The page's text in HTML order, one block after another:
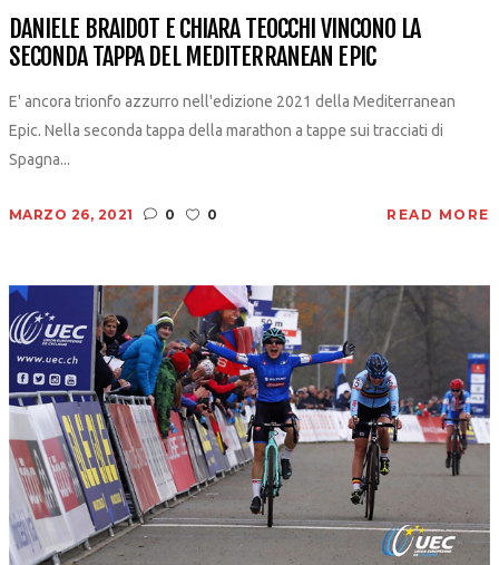
DANIELE BRAIDOT E CHIARA TEOCCHI VINCONO LA
SECONDA TAPPA DEL MEDITERRANEAN EPIC
E' ancora trionfo azzurro nell'edizione 2021 della Mediterranean
Epic. Nella seconda tappa della marathon a tappe sui tracciati di
Spagna...
MARZO 26, 2021 0 0 READ MORE